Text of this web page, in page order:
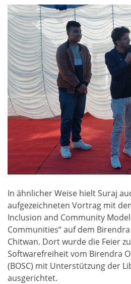
In ähnlicher Weise hielt Suraj
aufgezeichneten Vortrag mit
Inclusion and Community
Communities“ auf dem
Chitwan. Dort wurde die Feier
Softwarefreiheit vom Birendra
(BOSC) mit Unterstützung der
ausgerichtet.